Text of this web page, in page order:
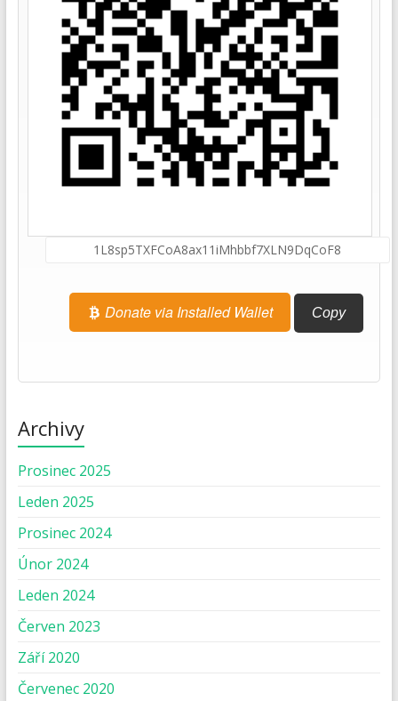
Donate via Installed Wallet Copy
Archivy
Prosinec 2025
Leden 2025
Prosinec 2024
Únor 2024
Leden 2024
Červen 2023
Září 2020
Červenec 2020